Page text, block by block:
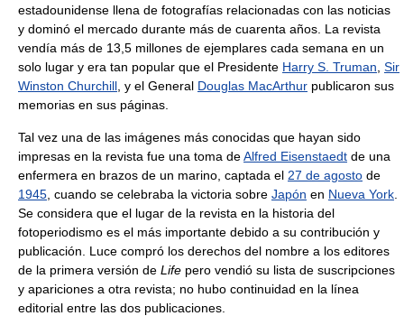
estadounidense llena de fotografías relacionadas con las noticias
y dominó el mercado durante más de cuarenta años. La revista
vendía más de 13,5 millones de ejemplares cada semana en un
solo lugar y era tan popular que el Presidente Harry S. Truman, Sir
Winston Churchill, y el General Douglas MacArthur publicaron sus
memorias en sus páginas.
Tal vez una de las imágenes más conocidas que hayan sido
impresas en la revista fue una toma deAlfred Eisenstaedt de una
enfermera en brazos de un marino, captada el 27 de agosto de
1945, cuando se celebraba la victoria sobre Japón en Nueva York.
Se considera que el lugar de la revista en la historia del
fotoperiodismo es el más importante debido a su contribución y
publicación. Luce compró los derechos del nombre a los editores
de la primera versión de Life pero vendió su lista de suscripciones
y apariciones a otra revista; no hubo continuidad en la línea
editorial entre las dos publicaciones.